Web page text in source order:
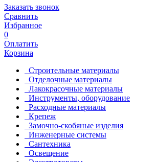
Заказать звонок
Сравнить
Избранное
0
Оплатить
Корзина
Строительные материалы
Отделочные материалы
Лакокрасочные материалы
Инструменты, оборудование
Расходные материалы
Крепеж
Замочно-скобяные изделия
Инженерные системы
Сантехника
Освещение